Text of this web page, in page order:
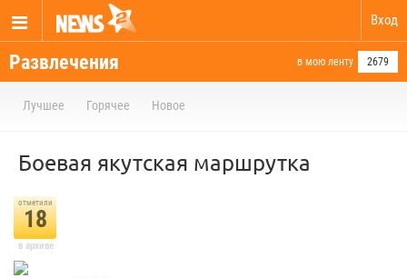
Вход
Развлечения в мою ленту 2679
Лучшее Горячее Новое
Боевая якутская маршрутка
отметили
18
в архиве